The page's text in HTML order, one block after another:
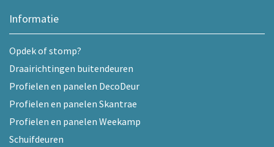
Informatie
Opdek of stomp?
Draairichtingen buitendeuren
Profielen en panelen DecoDeur
Profielen en panelen Skantrae
Profielen en panelen Weekamp
Schuifdeuren